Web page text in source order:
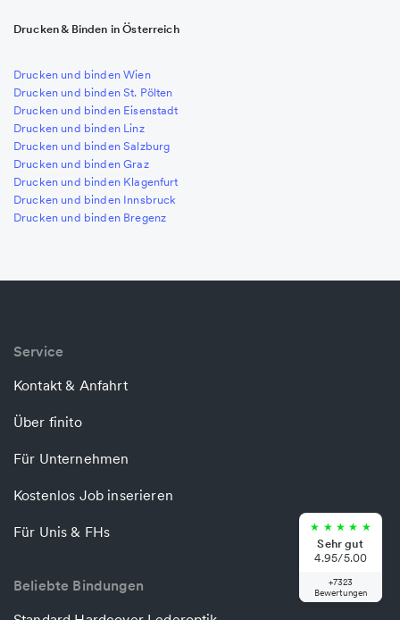
Drucken & Binden in Österreich
Drucken und binden Wien
Drucken und binden St. Pölten
Drucken und binden Eisenstadt
Drucken und binden Linz
Drucken und binden Salzburg
Drucken und binden Graz
Drucken und binden Klagenfurt
Drucken und binden Innsbruck
Drucken und binden Bregenz
Service
Kontakt & Anfahrt
Über finito
Für Unternehmen
Kostenlos Job inserieren
Für Unis & FHs
Beliebte Bindungen
★
★
★
★
★
Sehr gut
4.95/5.00
+7323
Bewertungen